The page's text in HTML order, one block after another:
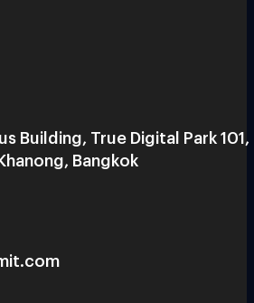
Building, True Digital Park 101,
Bangkok